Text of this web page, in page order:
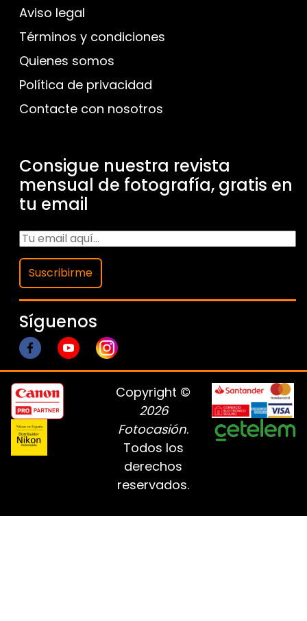
Aviso legal
Términos y condiciones
Quienes somos
Política de privacidad
Contacte con nosotros
Consigue nuestra revista
mensual de fotografía, gratis en
tu email
Suscribirme
Síguenos
Copyright ©
2026
Fotocasión.
Todos los
derechos
reservados.